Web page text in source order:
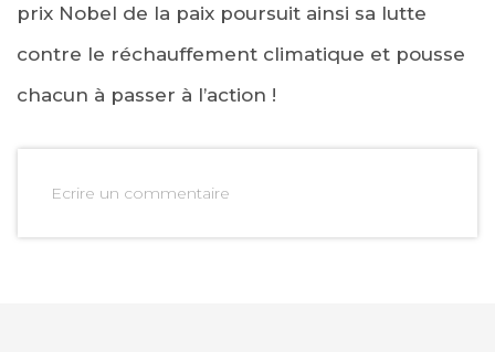
prix Nobel de la paix poursuit ainsi sa lutte
contre le réchauffement climatique et pousse
chacun à passer à l’action !
Ecrire un commentaire